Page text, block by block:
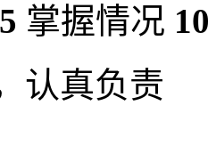
5 掌握情况
认真负责